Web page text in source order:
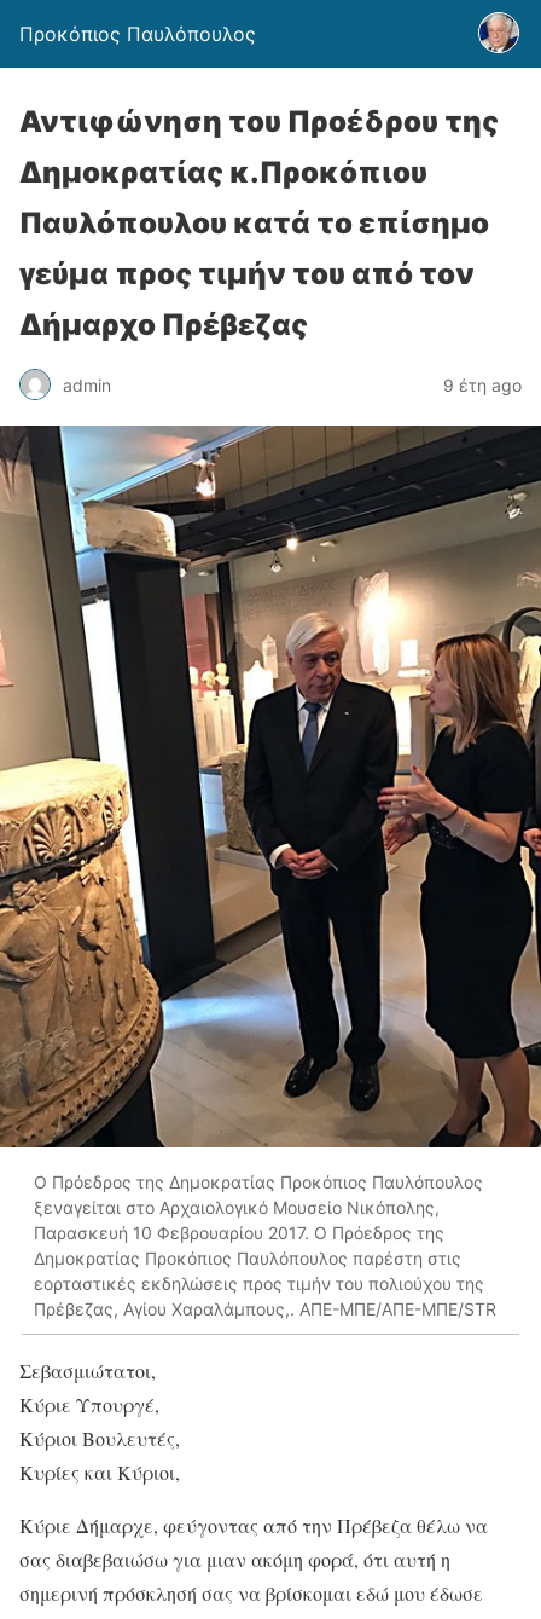
Προκόπιος Παυλόπουλος
Αντιφώνηση του Προέδρου της
Δημοκρατίας κ.Προκόπιου
Παυλόπουλου κατά το επίσημο
γεύμα προς τιμήν του από τον
Δήμαρχο Πρέβεζας
admin 9 έτη ago
Ο Πρόεδρος της Δημοκρατίας Προκόπιος Παυλόπουλος
ξεναγείται στο Αρχαιολογικό Μουσείο Νικόπολης,
Παρασκευή 10 Φεβρουαρίου 2017. Ο Πρόεδρος της
Δημοκρατίας Προκόπιος Παυλόπουλος παρέστη στις
εορταστικές εκδηλώσεις προς τιμήν του πολιούχου της
Πρέβεζας, Αγίου Χαραλάμπους,. ΑΠΕ-ΜΠΕ/ΑΠΕ-ΜΠΕ/STR
Σεβασμιώτατοι,
Κύριε Υπουργέ,
Κύριοι Βουλευτές,
Κυρίες και Κύριοι,
Κύριε Δήμαρχε, φεύγοντας από την Πρέβεζα θέλω να
σας διαβεβαιώσω για μιαν ακόμη φορά, ότι αυτή η
σημερινή πρόσκλησή σας να βρίσκομαι εδώ μου έδωσε